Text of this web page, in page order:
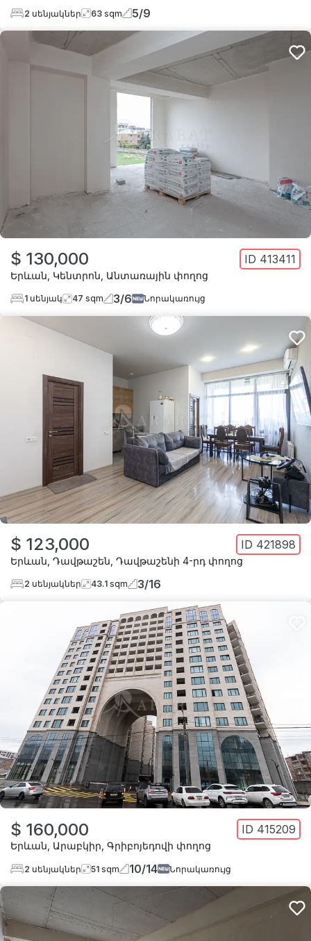
2 սենյակներ 63 sqm 5/9
$ 130,000 ID 413411
Երևան Կենտրոն Անտառային փողոց
1 սենյակ 47 sqm 3/6 Նորակառույց
$ 123,000 ID 421898
Երևան Դավթաշեն Դավթաշենի 4-րդ փողոց
2 սենյակներ 43.1 sqm 3/16
$ 160,000 ID 415209
Երևան Արաբկիր Գրիբոյեդովի փողոց
2 սենյակներ 51 sqm 10/14 Նորակառույց